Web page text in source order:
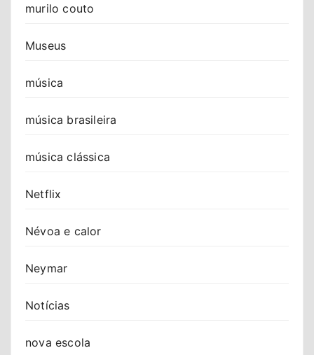
murilo couto
Museus
música
música brasileira
música clássica
Netflix
Névoa e calor
Neymar
Notícias
nova escola